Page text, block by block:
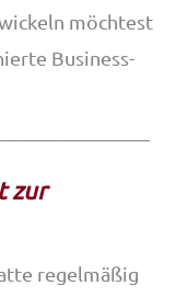
möchtest
Business-
zur
regelmäßig